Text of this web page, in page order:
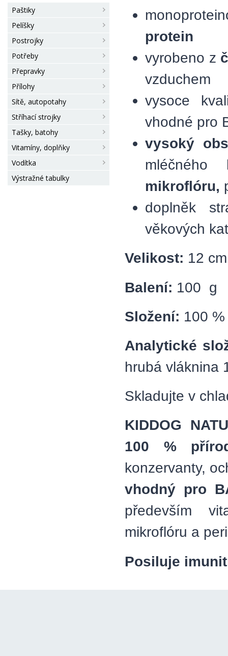
Paštiky
Pelíšky
Postrojky
Potřeby
Přepravky
Přílohy
Sítě, autopotahy
Stříhací strojky
Tašky, batohy
Vitamíny, doplňky
Vodítka
Výstražné tabulky
protein
vyrobeno z
vzduchem
vysoce
vhodné pro
vysoký
mikroflóru,
doplněk
věkových
Velikost: 12 cm
Balení: 100 g
Složení: 100
Analytické
hrubá vláknina
Skladujte v
KIDDOG
100 %
konzervanty,
vhodný pro
především
mikroflóru a
Posiluje